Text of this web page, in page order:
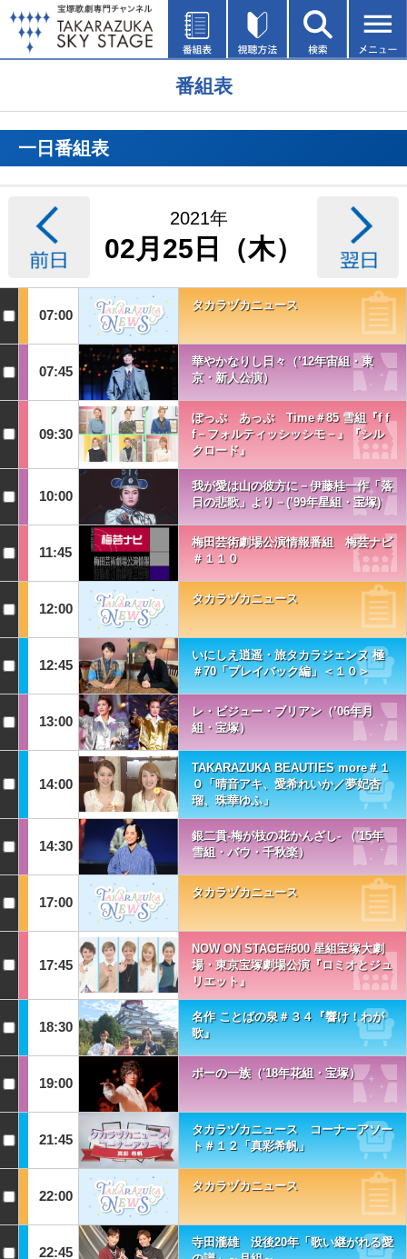
番組表
一日番組表
2021年
02月25日（木）
07:00
タカラヅカニュース
07:45
華やかなりし日々（’12年宙組・東
京・新人公演）
09:30
ぽっぷ あっぷ Time＃85 雪組『f f
f－フォルティッシッシモ－』『シル
クロード』
10:00
我が愛は山の彼方に－伊藤桂一作「落
日の悲歌」より－(’99年星組・宝塚)
11:45
梅田芸術劇場公演情報番組 梅芸ナビ
＃１１０
12:00
タカラヅカニュース
12:45
いにしえ逍遥・旅タカラジェンヌ 極
＃70「プレイバック編」＜１０＞
13:00
レ・ビジュー・ブリアン（’06年月
組・宝塚）
14:00
TAKARAZUKA BEAUTIES more＃１
０「晴音アキ、愛希れいか／夢妃杏
瑠、珠華ゆふ」
14:30
銀二貫-梅が枝の花かんざし- （'15年
雪組・バウ・千秋楽）
17:00
タカラヅカニュース
17:45
NOW ON STAGE#600 星組宝塚大劇
場・東京宝塚劇場公演『ロミオとジュ
リエット』
18:30
名作 ことばの泉＃３４『響け！わが
歌』
19:00
ポーの一族（'18年花組・宝塚）
21:45
タカラヅカニュース コーナーアソー
ト＃１２「真彩希帆」
22:00
タカラヅカニュース
22:45
寺田瀧雄 没後20年「歌い継がれる愛